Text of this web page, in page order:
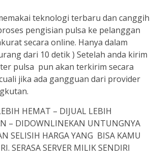
teknologi terbaru dan canggih
pengisian pulsa ke pelanggan
secara online. Hanya dalam
dari 10 detik ) Setelah anda kirim
pulsa pun akan terkirim secara
jika ada gangguan dari provider
HEMAT – DIJUAL LEBIH
– DIDOWNLINEKAN UNTUNGNYA
SELISIH HARGA YANG BISA KAMU
SERASA SERVER MILIK SENDIRI